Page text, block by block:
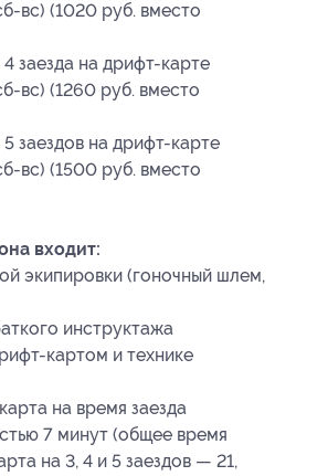
вс) (1020 руб. вместо
заезда на дрифт-карте
вс) (1260 руб. вместо
заездов на дрифт-карте
вс) (1500 руб. вместо
входит:
экипировки (гоночный шлем,
инструктажа
картом и технике
на время заезда
7 минут (общее время
на 3, 4 и 5 заездов — 21,